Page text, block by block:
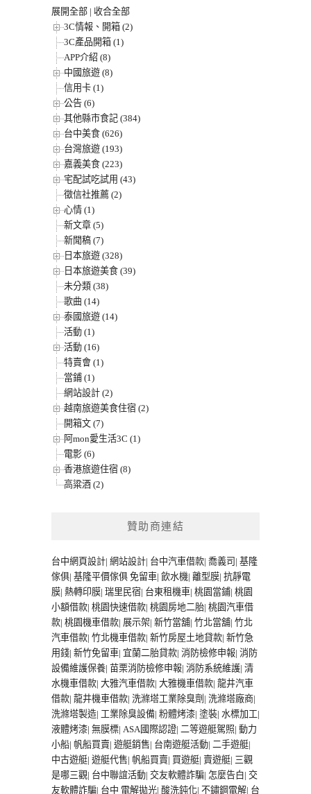
展開全部 | 收合全部
3C情報、開箱 (2)
3C產品開箱 (1)
APP介紹 (8)
中國旅遊 (8)
信用卡 (1)
公告 (6)
其他縣市食記 (384)
台中美食 (626)
台灣旅遊 (193)
嘉義美食 (223)
宅配試吃試用 (43)
徵信社推薦 (2)
心情 (1)
新文章 (5)
新聞稿 (7)
日本旅遊 (328)
日本旅遊美食 (39)
未分類 (38)
歌曲 (14)
泰國旅遊 (14)
活動 (1)
活動 (16)
特賣會 (1)
當鋪 (1)
網站設計 (2)
越南旅遊美食住宿 (2)
開箱文 (7)
阿mon愛生活3C (1)
電影 (6)
香港旅遊住宿 (8)
高粱酒 (2)
贊助商連結
台中網頁設計| 網站設計| 台中汽車借款| 喬義司 | 基隆
傢俱| 基隆平價傢俱 免留車| 飲水機| 離型膜| 抗靜電
膜| 熱轉印膜| 瑞里民宿| 台東租機車| 桃園當鋪| 桃園
小額借款| 桃園快速借款| 桃園房地二胎| 桃園汽車借
款| 桃園機車借款| 展示架| 新竹當舖| 竹北當舖| 竹北
汽車借款| 竹北機車借款| 新竹房屋土地貸款| 新竹急
用錢| 新竹免留車| 宜蘭二胎貸款| 消防檢修申報| 消防
設備維護保養| 苗栗消防檢修申報| 消防系統維護| 清
水機車借款| 大雅汽車借款| 大雅機車借款| 龍井汽車
借款| 龍井機車借款| 洗滌塔工業除臭劑 | 洗滌塔廠商|
洗滌塔製造| 工業除臭設備| 粉體烤漆| 塗裝| 水標加工|
液體烤漆| 無膜標| ASA國際認證| 二等遊艇駕照| 動力
小船| 帆船買賣| 遊艇銷售| 台南遊艇活動| 二手遊艇|
中古遊艇| 遊艇代售| 帆船買賣| 買遊艇| 賣遊艇| 三觀
是哪三觀| 台中聯誼活動| 交友軟體詐騙| 怎麼告白| 交
友軟體詐騙| 台中 電解拋光| 酸洗鈍化| 不鏽鋼電解| 台